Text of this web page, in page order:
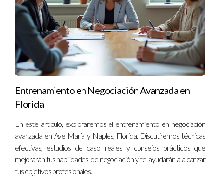
Entrenamiento en Negociación Avanzada en
Florida
En este artículo, exploraremos el entrenamiento en negociación
avanzada en Ave María y Naples, Florida. Discutiremos técnicas
efectivas, estudios de caso reales y consejos prácticos que
mejorarán tus habilidades de negociación y te ayudarán a alcanzar
tus objetivos profesionales.